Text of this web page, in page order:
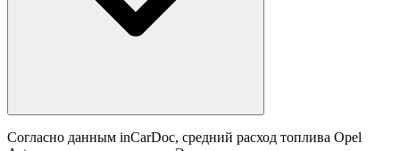
Согласно данным inCarDoc, средний расход топлива Opel